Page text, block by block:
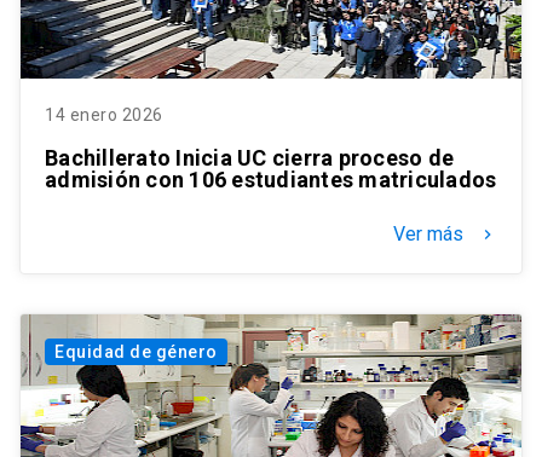
14 enero 2026
Bachillerato Inicia UC cierra proceso de
admisión con 106 estudiantes matriculados
Ver más keyboard_arrow_right
Equidad de género